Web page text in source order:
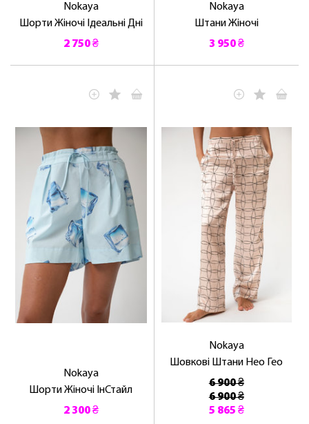
Nokaya
Шорти Жіночі Ідеальні Дні
2 750 ₴
Nokaya
Штани Жіночі
3 950 ₴
Nokaya
Шорти Жіночі ІнСтайл
2 300 ₴
Nokaya
Шовкові Штани Нео Гео
6 900 ₴
6 900 ₴
5 865 ₴